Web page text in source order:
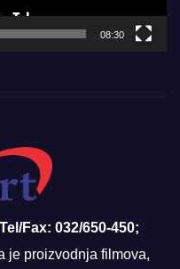
08:30
Fax: 032/650-450;
je proizvodnja filmova,